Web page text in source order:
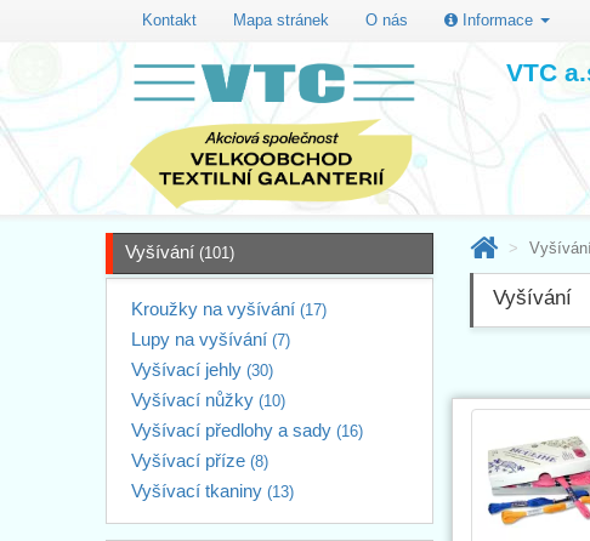
Kontakt Mapa stránek O nás Informace
VTC
Vyšívání (101)
Kroužky na vyšívání (17)
Lupy na vyšívání (7)
Vyšívací jehly (30)
Vyšívací nůžky (10)
Vyšívací předlohy a sady (16)
Vyšívací příze (8)
Vyšívací tkaniny (13)
Vyšívání